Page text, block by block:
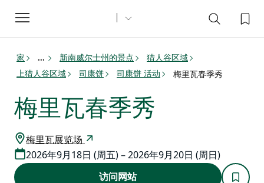
Toggle
navigation
家 ... 新南威尔士州的景点
猎人谷区域
上猎人谷区域
司康饼 司康饼 活动 梅里瓦春季秀
梅里瓦春季秀
梅里瓦展览场
2026年9月18日 (周五) – 2026年9月20日 (周日)
访问网站